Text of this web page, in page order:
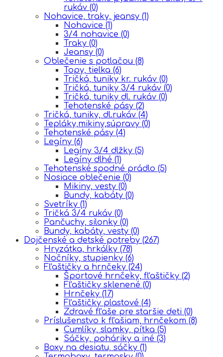
rukáv (0)
Nohavice, traky, jeansy (1)
Nohavice (1)
3/4 nohavice (0)
Traky (0)
Jeansy (0)
Oblečenie s potlačou (8)
Topy, tielka (6)
Tričká, tuniky kr. rukáv (0)
Tričká, tuniky 3/4 rukáv (0)
Tričká, tuniky dl. rukáv (0)
Tehotenské pásy (2)
Tričká, tuniky, dl.rukáv (4)
Tepláky,mikiny,súpravy (0)
Tehotenské pásy (4)
Legíny (6)
Legíny 3/4 dlžky (5)
Legíny dlhé (1)
Tehotenské spodné prádlo (5)
Nosiace oblečenie (0)
Mikiny, vesty (0)
Bundy, kabáty (0)
Svetríky (1)
Tričká 3/4 rukáv (0)
Pančuchy, silonky (0)
Bundy, kabáty, vesty (0)
Dojčenské a detské potreby (267)
Hryzátka, hrkálky (78)
Nočníky, stupienky (6)
Fľaštičky a hrnčeky (24)
Športové hrnčeky, fľaštičky (2)
Fľaštičky sklenené (0)
Hrnčeky (17)
Fľaštičky plastové (4)
Zdravé fľaše pre staršie deti (0)
Príslušenstvo k fľašiam, hrnčekom (8)
Cumlíky, slamky, pítka (5)
Sáčky, poháriky a iné (3)
Boxy na desiatu, sáčky (1)